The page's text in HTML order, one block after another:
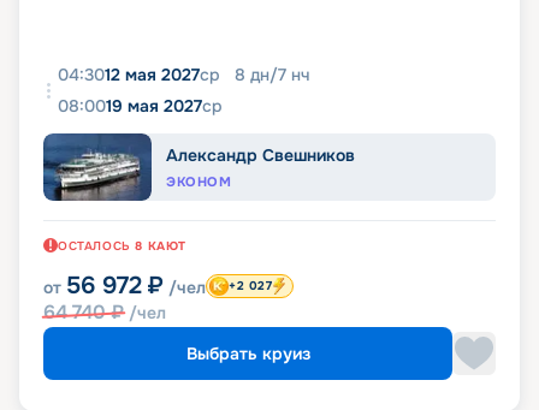
04:3012 мая 2027ср 8 дн/7 нч
08:0019 мая 2027ср
Александр Свешников
ЭКОНОМ
ОСТАЛОСЬ 8 КАЮТ
от 56 972 ₽ /чел
64 740₽ /чел
+2 027
Выбрать круиз